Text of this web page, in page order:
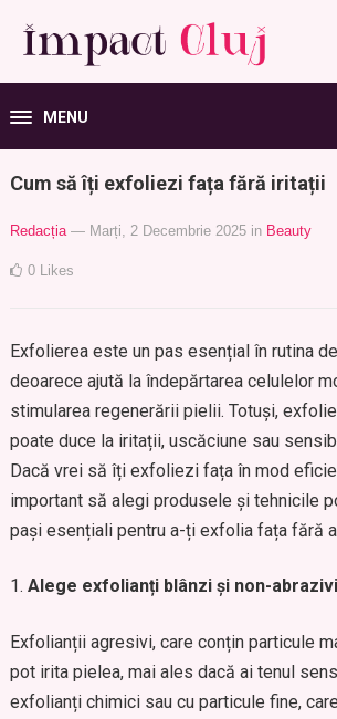
MENU
Cum să îți exfoliezi fața fără iritații
Redacția — Marți, 2 Decembrie 2025 in Beauty
0 Likes
Exfolierea este un pas esențial în rutina
deoarece ajută la îndepărtarea celulelor
stimularea regenerării pielii. Totuși,
poate duce la iritații, uscăciune sau
Dacă vrei să îți exfoliezi fața în mod
important să alegi produsele și tehnicile
pași esențiali pentru a-ți exfolia fața fără
Alege exfolianți blânzi și non-abrazivi
Exfolianții agresivi, care conțin particule
pot irita pielea, mai ales dacă ai tenul
exfolianți chimici sau cu particule fine,